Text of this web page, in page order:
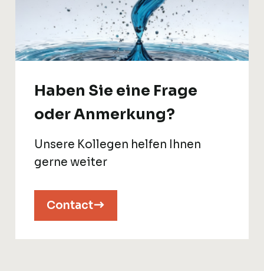
Haben Sie eine Frage
oder Anmerkung?
Unsere Kollegen helfen Ihnen
gerne weiter
Contact